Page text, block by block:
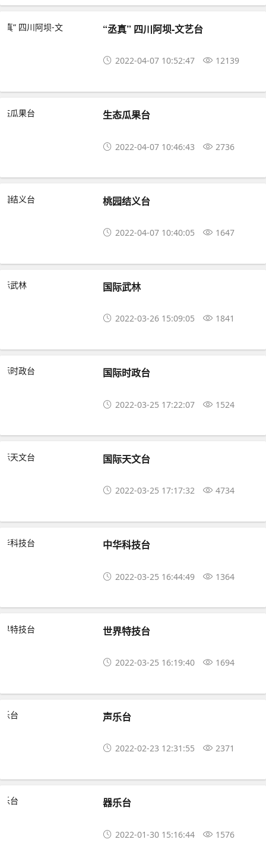
“丞真” 四川阿坝-文艺台
2022-04-07 10:52:47 12139
生态瓜果台
2022-04-07 10:46:43 2736
桃园结义台
2022-04-07 10:40:05 1647
国际武林
2022-03-26 15:09:05 1841
国际时政台
2022-03-25 17:22:07 1524
国际天文台
2022-03-25 17:17:32 4734
中华科技台
2022-03-25 16:44:49 1364
世界特技台
2022-03-25 16:19:40 1694
声乐台
2022-02-23 12:31:55 2371
器乐台
2022-01-30 15:16:44 1576